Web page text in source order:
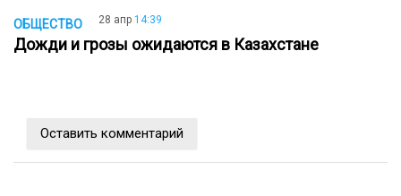
ОБЩЕСТВО 28 апр 14:39
Дожди и грозы ожидаются в Казахстане
Оставить комментарий